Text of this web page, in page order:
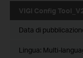
VIGI Config
Data di
Lingua: Multi-